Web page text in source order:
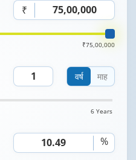
₹
₹75,00,000
वर्ष माह
6 Years
%